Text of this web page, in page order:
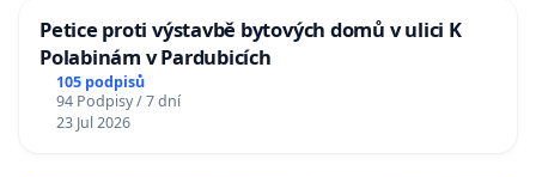
Petice proti výstavbě bytových domů v ulici K
Polabinám v Pardubicích
105 podpisů
94 Podpisy / 7 dní
23 Jul 2026